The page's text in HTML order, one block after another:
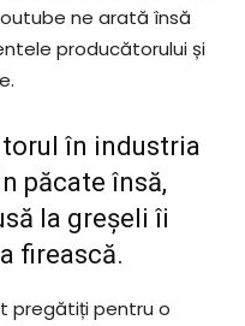
ne arată însă
producătorului și
în industria
păcate însă,
la greșeli îi
firească.
pregătiți pentru o